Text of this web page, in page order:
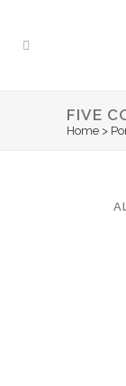
FIVE
Home >